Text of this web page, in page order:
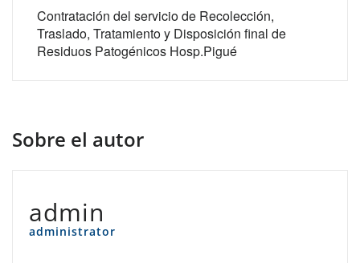
Contratación del servicio de Recolección,
Traslado, Tratamiento y Disposición final de
Residuos Patogénicos Hosp.Pigué
Sobre el autor
admin
administrator